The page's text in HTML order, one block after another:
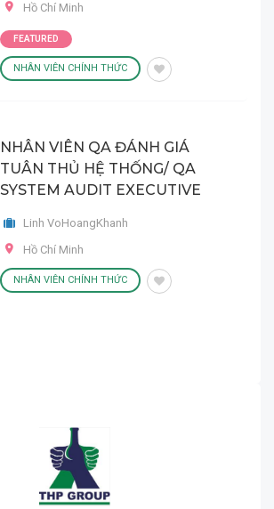
Hồ Chí Minh
FEATURED
NHÂN VIÊN CHÍNH THỨC
NHÂN VIÊN QA ĐÁNH GIÁ
TUÂN THỦ HỆ THỐNG/ QA
SYSTEM AUDIT EXECUTIVE
Linh VoHoangKhanh
Hồ Chí Minh
NHÂN VIÊN CHÍNH THỨC